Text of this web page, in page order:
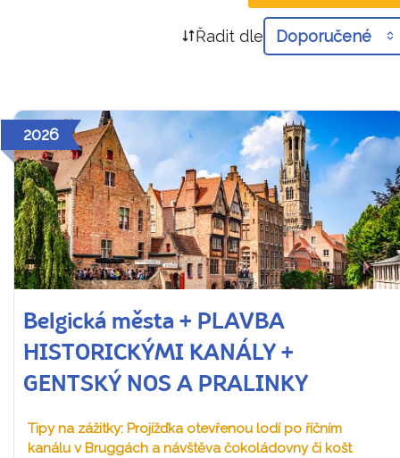
Řadit dle Doporučené
2026
Belgická města + PLAVBA
HISTORICKÝMI KANÁLY +
GENTSKÝ NOS A PRALINKY
Tipy na zážitky: Projížďka otevřenou lodí po říčním
kanálu v Bruggách a návštěva čokoládovny či košt